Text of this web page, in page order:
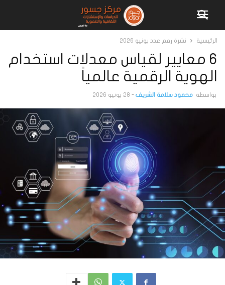
الرئيسية نشرة رقم عدد يونيو 2026
6 معايير لقياس معدلات استخدام
الهوية الرقمية عالمياً
بواسطة محمود سلامة الشريف - 28 يونيو 2026